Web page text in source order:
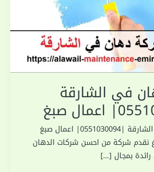
في الشارقة
شركة دهان في الشارقة |0551030094| اعمال صبغ
نقدم شركة من احسن شركات الدهان
بمجال […]